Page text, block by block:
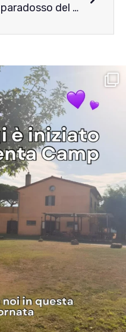
Il paradosso del piacere: come il “tocco gentile” aiuta contro l’anoressia